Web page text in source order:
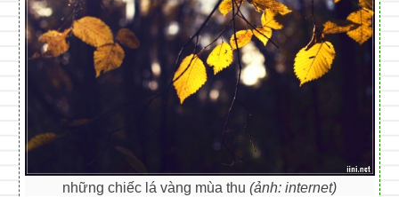
những chiếc lá vàng mùa thu (ảnh: internet)